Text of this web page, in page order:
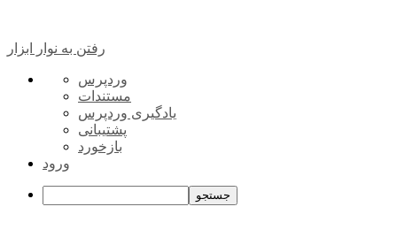
رفتن به نوار ابزار
درباره
وردپرس
وردپرس
مستندات
یادگیری وردپرس
پشتیبانی
بازخورد
ورود
جستجو